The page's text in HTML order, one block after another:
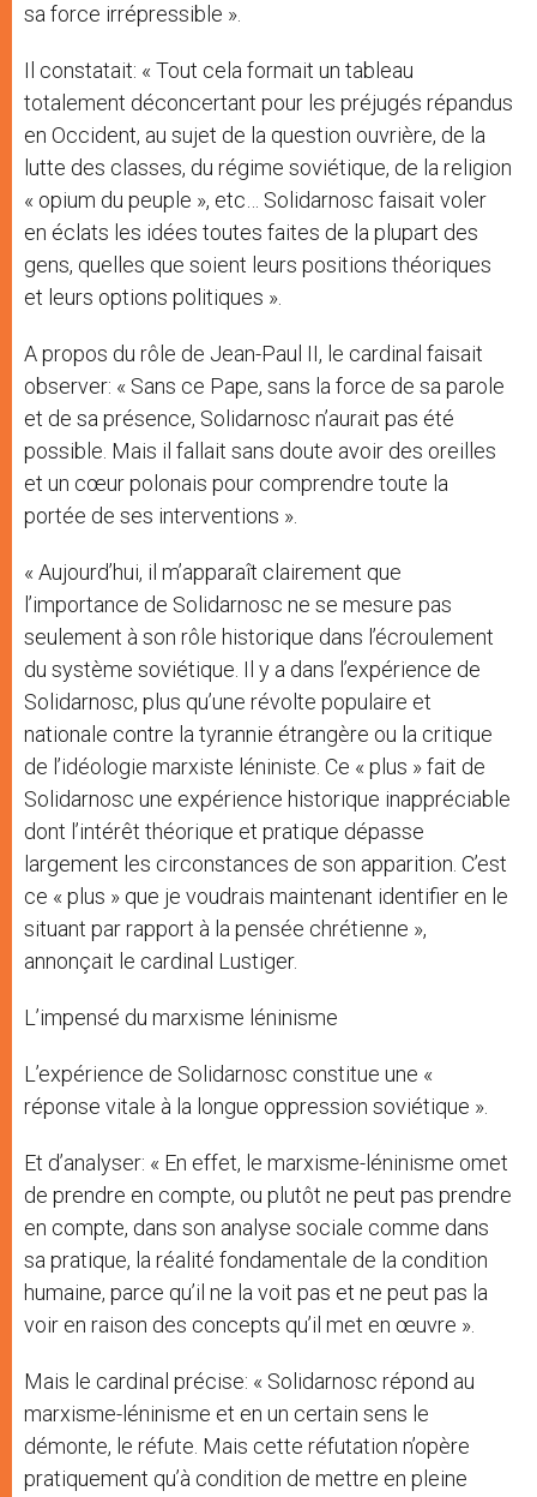
sa force irrépressible ».
Il constatait: « Tout cela formait un tableau
totalement déconcertant pour les préjugés répandus
en Occident, au sujet de la question ouvrière, de la
lutte des classes, du régime soviétique, de la religion
« opium du peuple », etc… Solidarnosc faisait voler
en éclats les idées toutes faites de la plupart des
gens, quelles que soient leurs positions théoriques
et leurs options politiques ».
A propos du rôle de Jean-Paul II, le cardinal faisait
observer: « Sans ce Pape, sans la force de sa parole
et de sa présence, Solidarnosc n’aurait pas été
possible. Mais il fallait sans doute avoir des oreilles
et un cœur polonais pour comprendre toute la
portée de ses interventions ».
« Aujourd’hui, il m’apparaît clairement que
l’importance de Solidarnosc ne se mesure pas
seulement à son rôle historique dans l’écroulement
du système soviétique. Il y a dans l’expérience de
Solidarnosc, plus qu’une révolte populaire et
nationale contre la tyrannie étrangère ou la critique
de l’idéologie marxiste léniniste. Ce « plus » fait de
Solidarnosc une expérience historique inappréciable
dont l’intérêt théorique et pratique dépasse
largement les circonstances de son apparition. C’est
ce « plus » que je voudrais maintenant identifier en le
situant par rapport à la pensée chrétienne »,
annonçait le cardinal Lustiger.
L’impensé du marxisme léninisme
L’expérience de Solidarnosc constitue une «
réponse vitale à la longue oppression soviétique ».
Et d’analyser: « En effet, le marxisme-léninisme omet
de prendre en compte, ou plutôt ne peut pas prendre
en compte, dans son analyse sociale comme dans
sa pratique, la réalité fondamentale de la condition
humaine, parce qu’il ne la voit pas et ne peut pas la
voir en raison des concepts qu’il met en œuvre ».
Mais le cardinal précise: « Solidarnosc répond au
marxisme-léninisme et en un certain sens le
démonte, le réfute. Mais cette réfutation n’opère
pratiquement qu’à condition de mettre en pleine